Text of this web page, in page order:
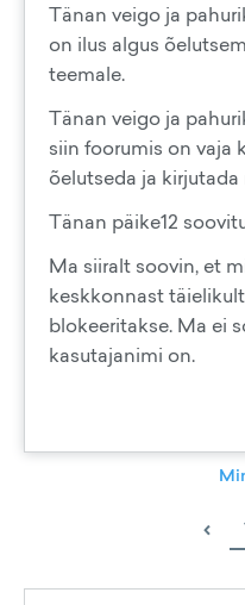
Tänan veigo ja
on ilus algus
teemale.
Tänan veigo ja
siin foorumis on vaja
õelutseda ja
Tänan päike12
Ma siiralt soovin, et
keskkonnast
blokeeritakse. Ma ei
kasutajanimi on.
‹